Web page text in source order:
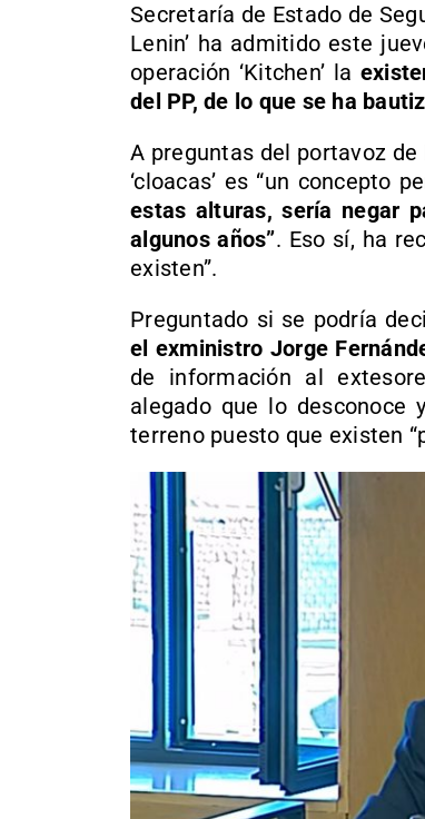
Secretaría de Estado de
Lenin’ ha admitido este
operación ‘Kitchen’ la
del PP, de lo que se ha
A preguntas del portavoz de
‘cloacas’ es “un concepto
estas alturas, sería negar
algunos años”. Eso sí, ha
existen”.
Preguntado si se podría
el exministro Jorge
de información al
alegado que lo desconoce
terreno puesto que existen